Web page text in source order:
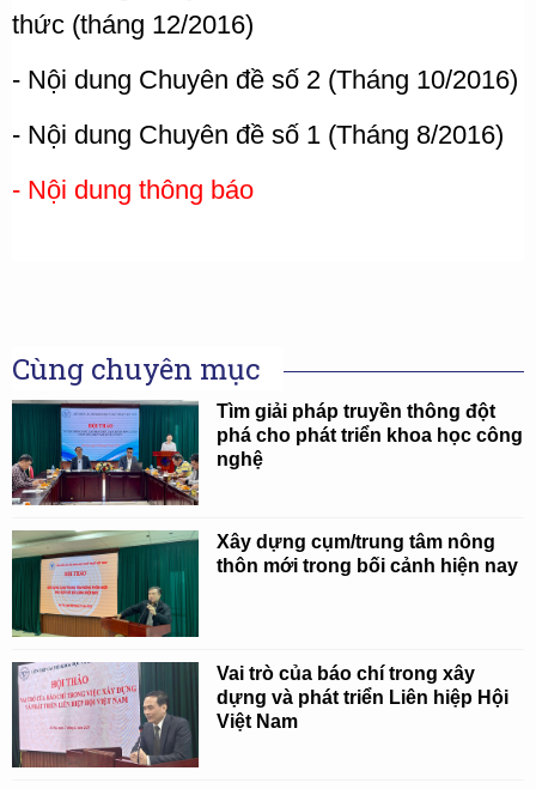
thức (tháng 12/2016)
- Nội dung Chuyên đề số 2 (Tháng 10/2016)
- Nội dung Chuyên đề số 1 (Tháng 8/2016)
- Nội dung thông báo
Cùng chuyên mục
Tìm giải pháp truyền thông đột
phá cho phát triển khoa học công
nghệ
Xây dựng cụm/trung tâm nông
thôn mới trong bối cảnh hiện nay
Vai trò của báo chí trong xây
dựng và phát triển Liên hiệp Hội
Việt Nam